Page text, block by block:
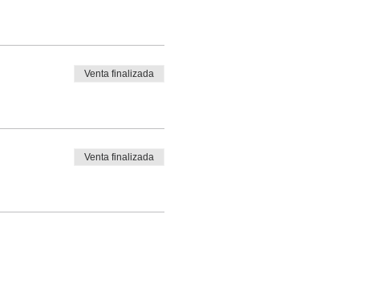
Venta finalizada
Venta finalizada